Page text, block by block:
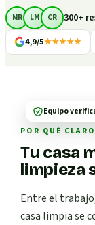
MR LM CR 300+
4,9/5★★★★★
POR QUÉ
Tu casa
limpieza
Entre el
casa limpia se
Equipo